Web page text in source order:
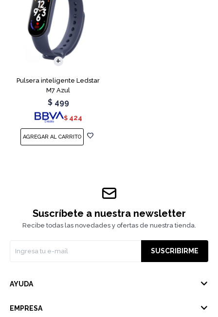
Pulsera inteligente Ledstar
M7 Azul
$ 499
$ 424
Suscríbete a nuestra newsletter
Recibe todas las novedades y ofertas de nuestra tienda.
SUSCRIBIRME
AYUDA
EMPRESA